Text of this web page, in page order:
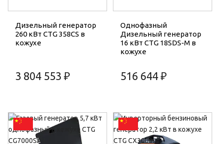
Дизельный генератор
260 кВт CTG 358CS в
кожухе
3 804 553 ₽
Однофазный
Дизельный генератор
16 кВт CTG 18SDS-M в
кожухе
516 644 ₽